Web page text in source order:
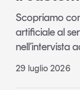
Scopriamo
artificiale al
nell’intervista
29 luglio 2026